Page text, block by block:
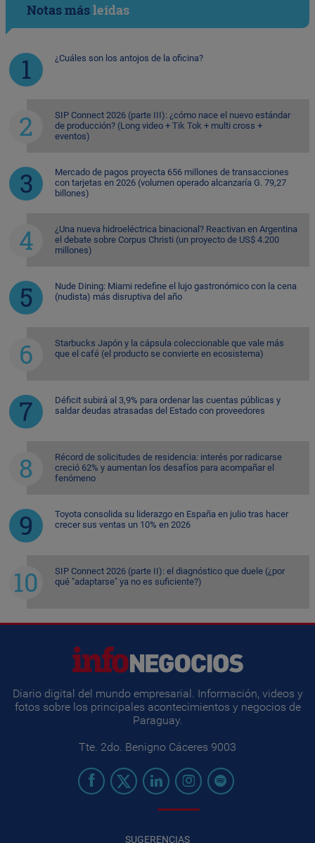
Notas másleídas
¿Cuáles son los antojos de la oficina?
SIP Connect 2026 (parte III): ¿cómo nace el nuevo estándar
de producción? (Long video + Tik Tok + multi cross +
eventos)
Mercado de pagos proyecta 656 millones de transacciones
con tarjetas en 2026 (volumen operado alcanzaría G. 79,27
billones)
¿Una nueva hidroeléctrica binacional? Reactivan en Argentina
el debate sobre Corpus Christi (un proyecto de US$ 4.200
millones)
Nude Dining: Miami redefine el lujo gastronómico con la cena
(nudista) más disruptiva del año
Starbucks Japón y la cápsula coleccionable que vale más
que el café (el producto se convierte en ecosistema)
Déficit subirá al 3,9% para ordenar las cuentas públicas y
saldar deudas atrasadas del Estado con proveedores
Récord de solicitudes de residencia: interés por radicarse
creció 62% y aumentan los desafíos para acompañar el
fenómeno
Toyota consolida su liderazgo en España en julio tras hacer
crecer sus ventas un 10% en 2026
SIP Connect 2026 (parte II): el diagnóstico que duele (¿por
qué "adaptarse" ya no es suficiente?)
Diario digital del mundo empresarial. Información, videos y
fotos sobre los principales acontecimientos y negocios de
Paraguay.
Tte. 2do. Benigno Cáceres 9003
SUGERENCIAS